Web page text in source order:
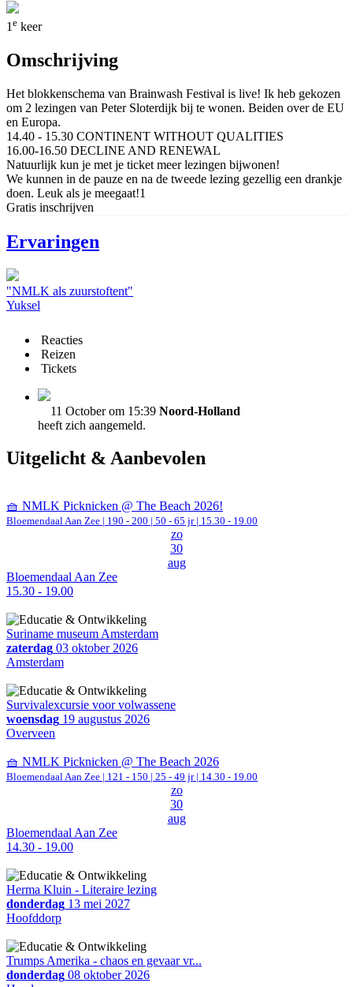
1 e keer
Omschrijving
Het blokkenschema van Brainwash Festival is live! Ik heb gekozen
om 2 lezingen van Peter Sloterdijk bij te wonen. Beiden over de EU
en Europa.
14.40 - 15.30 CONTINENT WITHOUT QUALITIES
16.00-16.50 DECLINE AND RENEWAL
Natuurlijk kun je met je ticket meer lezingen bijwonen!
We kunnen in de pauze en na de tweede lezing gezellig een drankje
doen. Leuk als je meegaat!1
Gratis inschrijven
Ervaringen
"NMLK als zuurstoftent"
Yuksel
Reacties
Reizen
Tickets
11 October om 15:39 Noord-Holland
heeft zich aangemeld.
Uitgelicht & Aanbevolen
🧺 NMLK Picknicken @ The Beach 2026!
Bloemendaal Aan Zee | 190 - 200 | 50 - 65 jr | 15.30 - 19.00
zo
30
aug
Bloemendaal Aan Zee
15.30 - 19.00
Suriname museum Amsterdam
zaterdag 03 oktober 2026
Amsterdam
Survivalexcursie voor volwassene
woensdag 19 augustus 2026
Overveen
🧺 NMLK Picknicken @ The Beach 2026
Bloemendaal Aan Zee | 121 - 150 | 25 - 49 jr | 14.30 - 19.00
zo
30
aug
Bloemendaal Aan Zee
14.30 - 19.00
Herma Kluin - Literaire lezing
donderdag 13 mei 2027
Hoofddorp
Trumps Amerika - chaos en gevaar vr...
donderdag 08 oktober 2026